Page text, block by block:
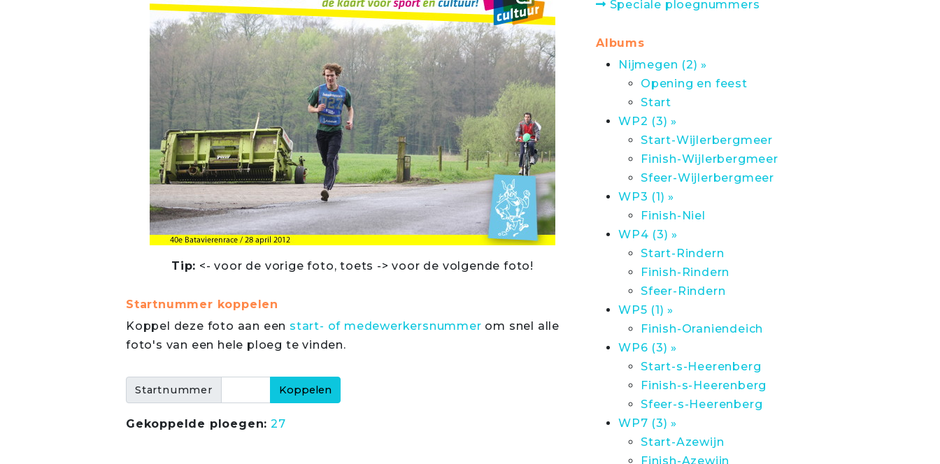
Tip: <- voor de vorige foto, toets -> voor de volgende foto!
Startnummer koppelen
Koppel deze foto aan een start- of medewerkersnummer om snel alle
foto's van een hele ploeg te vinden.
Startnummer
Gekoppelde ploegen: 27
Speciale ploegnummers
Albums
Nijmegen (2) »
Opening en feest
Start
WP2 (3) »
Start-Wijlerbergmeer
Finish-Wijlerbergmeer
Sfeer-Wijlerbergmeer
WP3 (1) »
Finish-Niel
WP4 (3) »
Start-Rindern
Finish-Rindern
Sfeer-Rindern
WP5 (1) »
Finish-Oraniendeich
WP6 (3) »
Start-s-Heerenberg
Finish-s-Heerenberg
Sfeer-s-Heerenberg
WP7 (3) »
Start-Azewijn
Finish-Azewijn